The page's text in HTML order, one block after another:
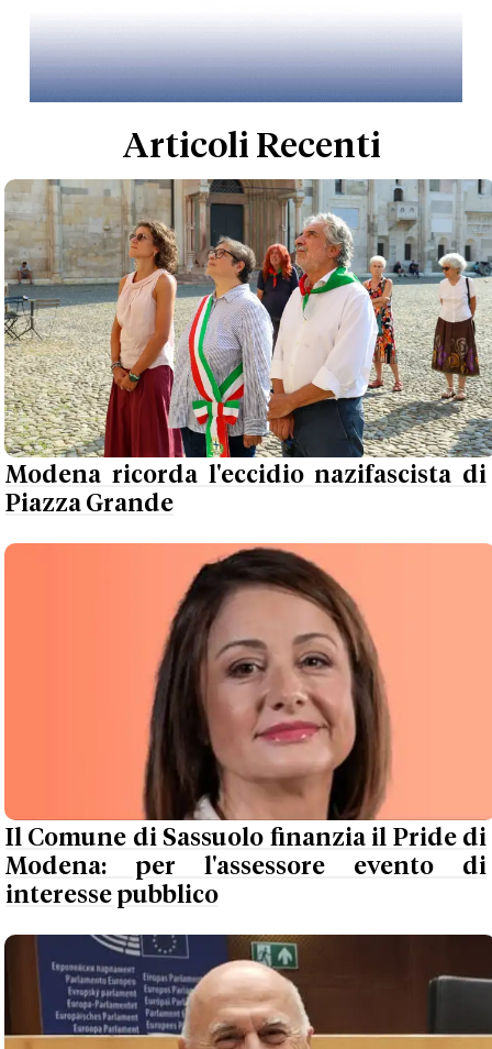
Articoli Recenti
Modena ricorda l'eccidio nazifascista di
Piazza Grande
Il Comune di Sassuolo finanzia il Pride di
Modena: per l'assessore evento di
interesse pubblico